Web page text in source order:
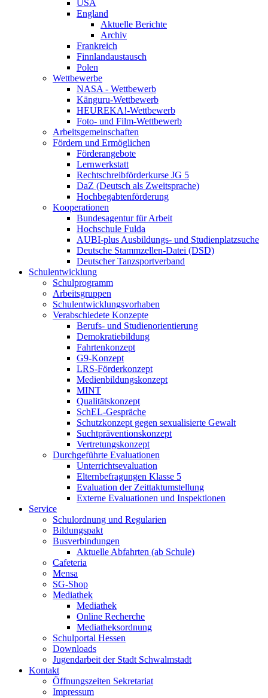
USA
England
Aktuelle Berichte
Archiv
Frankreich
Finnlandaustausch
Polen
Wettbewerbe
NASA - Wettbewerb
Känguru-Wettbewerb
HEUREKA!-Wettbewerb
Foto- und Film-Wettbewerb
Arbeitsgemeinschaften
Fördern und Ermöglichen
Förderangebote
Lernwerkstatt
Rechtschreibförderkurse JG 5
DaZ (Deutsch als Zweitsprache)
Hochbegabtenförderung
Kooperationen
Bundesagentur für Arbeit
Hochschule Fulda
AUBI-plus Ausbildungs- und Studienplatzsuche
Deutsche Stammzellen-Datei (DSD)
Deutscher Tanzsportverband
Schulentwicklung
Schulprogramm
Arbeitsgruppen
Schulentwicklungsvorhaben
Verabschiedete Konzepte
Berufs- und Studienorientierung
Demokratiebildung
Fahrtenkonzept
G9-Konzept
LRS-Förderkonzept
Medienbildungskonzept
MINT
Qualitätskonzept
SchEL-Gespräche
Schutzkonzept gegen sexualisierte Gewalt
Suchtpräventionskonzept
Vertretungskonzept
Durchgeführte Evaluationen
Unterrichtsevaluation
Elternbefragungen Klasse 5
Evaluation der Zeittaktumstellung
Externe Evaluationen und Inspektionen
Service
Schulordnung und Regularien
Bildungspakt
Busverbindungen
Aktuelle Abfahrten (ab Schule)
Cafeteria
Mensa
SG-Shop
Mediathek
Mediathek
Online Recherche
Mediatheksordnung
Schulportal Hessen
Downloads
Jugendarbeit der Stadt Schwalmstadt
Kontakt
Öffnungszeiten Sekretariat
Impressum